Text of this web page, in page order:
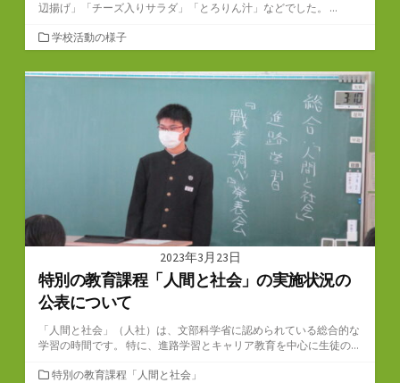
辺揚げ」「チーズ入りサラダ」「とろりん汁」などでした。 ...
カ
テ
ゴ
学校活動の様子
2023年3月23日
特別の教育課程「人間と社会」の実施状況の
公表について
「人間と社会」（人社）は、文部科学省に認められている総合的な
学習の時間です。 特に、進路学習とキャリア教育を中心に生徒の...
カ特別の教育課程「人間と社会」